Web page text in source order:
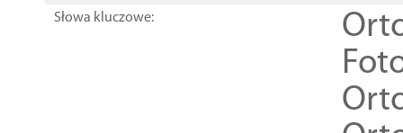
Słowa kluczowe: